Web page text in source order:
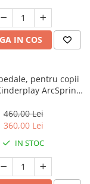
IN COS
pentru copii
ArcSpring,
460,00 Lei
360,00 Lei
IN STOC